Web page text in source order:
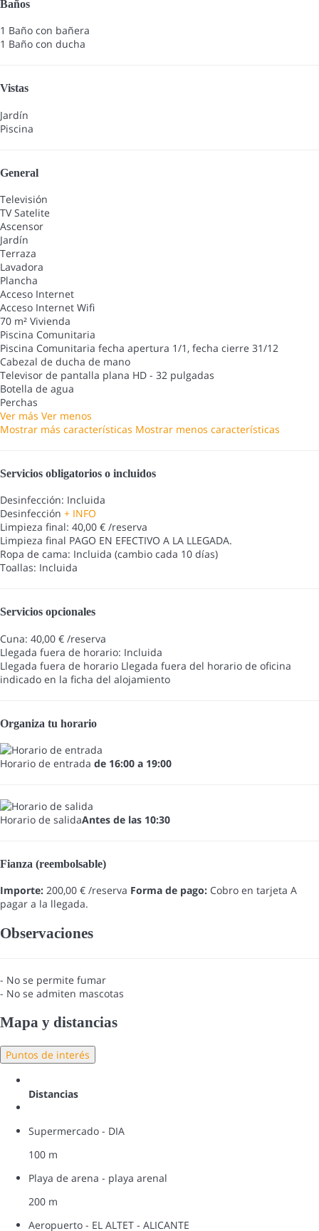
Baños
1 Baño con bañera
1 Baño con ducha
Vistas
Jardín
Piscina
General
Televisión
TV Satelite
Ascensor
Jardín
Terraza
Lavadora
Plancha
Acceso Internet
Acceso Internet Wifi
70 m² Vivienda
Piscina Comunitaria
Piscina Comunitaria fecha apertura 1/1, fecha cierre 31/12
Cabezal de ducha de mano
Televisor de pantalla plana HD - 32 pulgadas
Botella de agua
Perchas
Ver más Ver menos
Mostrar más características Mostrar menos características
Servicios obligatorios o incluidos
Desinfección: Incluida
Desinfección + INFO
Limpieza final: 40,00 € /reserva
Limpieza final PAGO EN EFECTIVO A LA LLEGADA.
Ropa de cama: Incluida (cambio cada 10 días)
Toallas: Incluida
Servicios opcionales
Cuna: 40,00 € /reserva
Llegada fuera de horario: Incluida
Llegada fuera de horario Llegada fuera del horario de oficina
indicado en la ficha del alojamiento
Organiza tu horario
Horario de entrada de 16:00 a 19:00
Horario de salidaAntes de las 10:30
Fianza (reembolsable)
Importe: 200,00 € /reserva Forma de pago: Cobro en tarjeta A
pagar a la llegada.
Observaciones
- No se permite fumar
- No se admiten mascotas
Mapa y distancias
Puntos de interés
Distancias
Supermercado - DIA
100 m
Playa de arena - playa arenal
200 m
Aeropuerto - EL ALTET - ALICANTE